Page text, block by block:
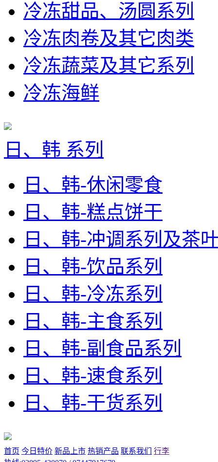
冷冻甜品、汤圆系列
冷冻肉卷及其它肉类
冷冻蔬菜及其它系列
冷冻海鲜
日、韩 系列
日、韩-休闲零食
日、韩-糕点饼干
日、韩-冲调系列及茶
日、韩-饮品系列
日、韩-冷冻系列
日、韩-主食系列
日、韩-副食品系列
日、韩-速食系列
日、韩-干货系列
首页 今日特价 新品上市 热销产品 联系我们
行李